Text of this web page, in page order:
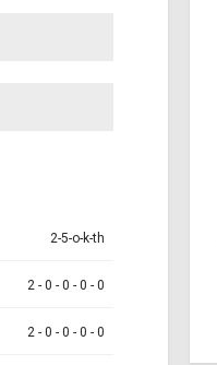
2-5-o-k-th
2 - 0 - 0 - 0 - 0
2 - 0 - 0 - 0 - 0